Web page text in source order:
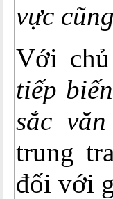
vực
Với
tiếp
sắc
trung
đối với